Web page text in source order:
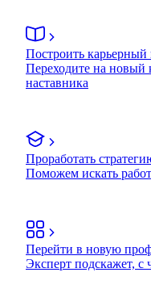
Построить карьерный
Переходите на
наставника
Проработать
Поможем искать
Перейти в новую
Эксперт подскажет, с